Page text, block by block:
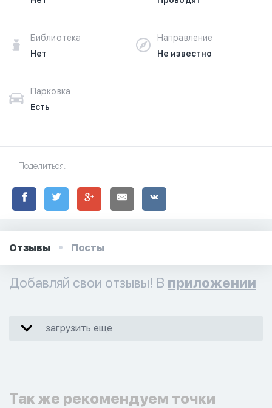
Библиотека
Нет
Направление
Не известно
Парковка
Есть
Поделиться:
Отзывы Посты
Добавляй свои отзывы! В приложении
загрузить еще
Так же рекомендуем точки